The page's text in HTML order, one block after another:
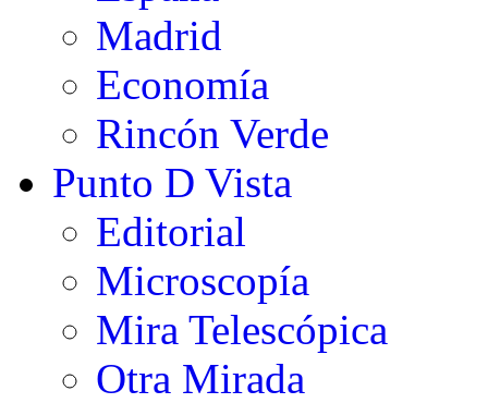
Madrid
Economía
Rincón Verde
Punto D Vista
Editorial
Microscopía
Mira Telescópica
Otra Mirada